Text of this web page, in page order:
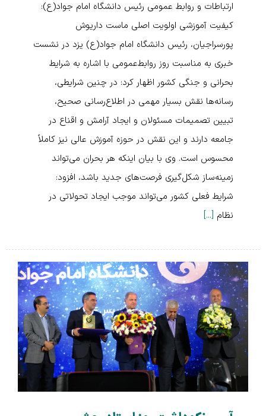
ارتباطات و روابط عمومی رئیس دانشگاه امام جواد(ع):
کیفیت آموزشی اولویت اصلی ماست داریوش
پورسراجیان، رئیس دانشگاه امام جواد(ع) یزد در نشست
خبری به مناسبت روز روابط‌عمومی با اشاره به شرایط
بحرانی و جنگی کشور اظهار کرد: در چنین شرایطی،
رسانه‌ها نقش بسیار مهمی در اطلاع‌رسانی صحیح،
تبیین تصمیمات مسئولان و ایجاد آرامش و اقناع در
جامعه دارند و این نقش در حوزه آموزش عالی نیز کاملاً
محسوس است. وی با بیان اینکه هر بحران می‌تواند
زمینه‌ساز شکل‌گیری فرصت‌های جدید باشد، افزود:
شرایط فعلی کشور می‌تواند موجب ایجاد تحولاتی در
نظام [...]